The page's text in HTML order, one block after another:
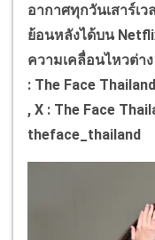
อากาศทุกวันเสาร์เ
ย้อนหลังได้บน
ความเคลื่อนไหวต่า
: The Face
, X : The Face
theface_thailand